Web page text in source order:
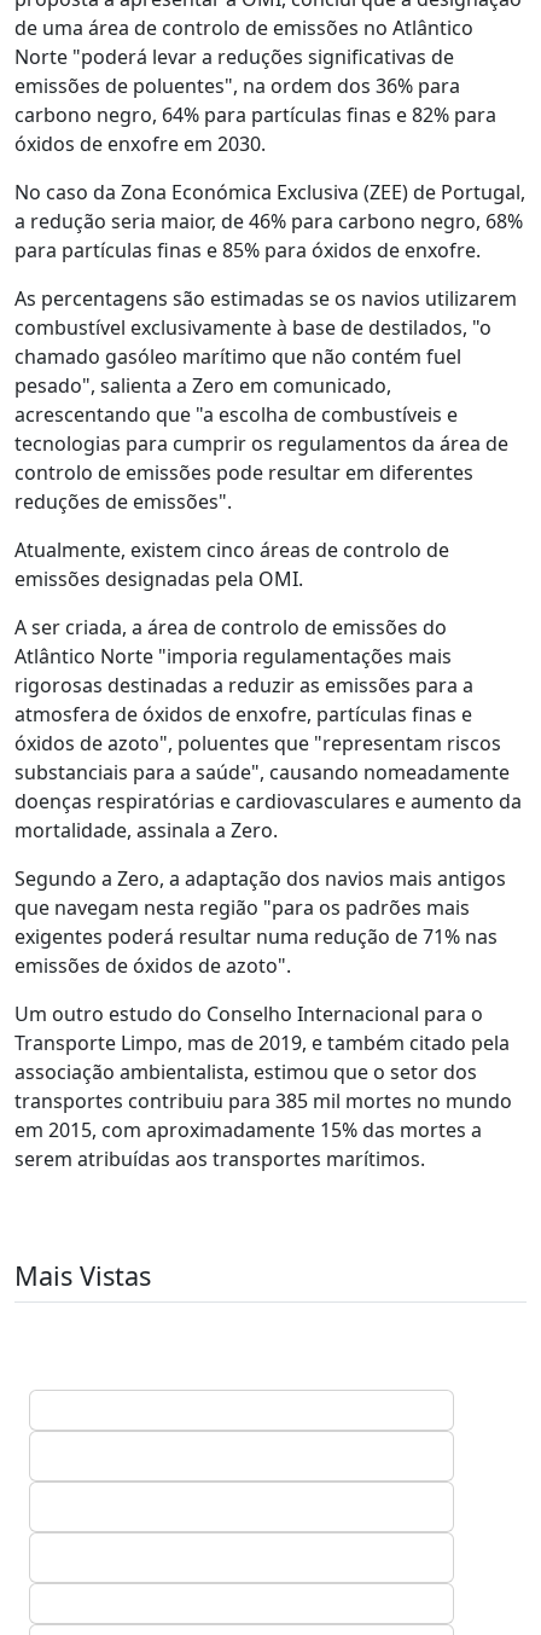
de uma área de controlo de emissões no Atlântico
Norte "poderá levar a reduções significativas de
emissões de poluentes", na ordem dos 36% para
carbono negro, 64% para partículas finas e 82% para
óxidos de enxofre em 2030.
No caso da Zona Económica Exclusiva (ZEE) de Portugal,
a redução seria maior, de 46% para carbono negro, 68%
para partículas finas e 85% para óxidos de enxofre.
As percentagens são estimadas se os navios utilizarem
combustível exclusivamente à base de destilados, "o
chamado gasóleo marítimo que não contém fuel
pesado", salienta a Zero em comunicado,
acrescentando que "a escolha de combustíveis e
tecnologias para cumprir os regulamentos da área de
controlo de emissões pode resultar em diferentes
reduções de emissões".
Atualmente, existem cinco áreas de controlo de
emissões designadas pela OMI.
A ser criada, a área de controlo de emissões do
Atlântico Norte "imporia regulamentações mais
rigorosas destinadas a reduzir as emissões para a
atmosfera de óxidos de enxofre, partículas finas e
óxidos de azoto", poluentes que "representam riscos
substanciais para a saúde", causando nomeadamente
doenças respiratórias e cardiovasculares e aumento da
mortalidade, assinala a Zero.
Segundo a Zero, a adaptação dos navios mais antigos
que navegam nesta região "para os padrões mais
exigentes poderá resultar numa redução de 71% nas
emissões de óxidos de azoto".
Um outro estudo do Conselho Internacional para o
Transporte Limpo, mas de 2019, e também citado pela
associação ambientalista, estimou que o setor dos
transportes contribuiu para 385 mil mortes no mundo
em 2015, com aproximadamente 15% das mortes a
serem atribuídas aos transportes marítimos.
Mais Vistas